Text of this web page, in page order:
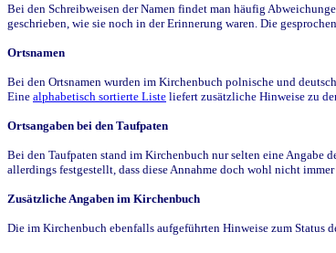
Bei den Schreibweisen der Namen findet man häufig
geschrieben, wie sie noch in der Erinnerung waren. Die
Ortsnamen
Bei den Ortsnamen wurden im Kirchenbuch polnische und
Eine alphabetisch sortierte Liste liefert zusätzliche Hinweise zu
Ortsangaben bei den Taufpaten
Bei den Taufpaten stand im Kirchenbuch nur selten eine Angabe
allerdings festgestellt, dass diese Annahme doch wohl nicht
Zusätzliche Angaben im Kirchenbuch
Die im Kirchenbuch ebenfalls aufgeführten Hinweise zum Status